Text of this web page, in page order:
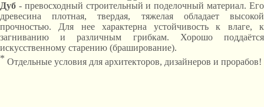
Дуб - превосходный строительный и поделочный материал. Его
древесина плотная, твердая, тяжелая обладает высокой
прочностью. Для нее характерна устойчивость к влаге, к
загниванию и различным грибкам. Хорошо поддаётся
искусственному старению (браширование).
* Отдельные условия для архитекторов, дизайнеров и прорабов!